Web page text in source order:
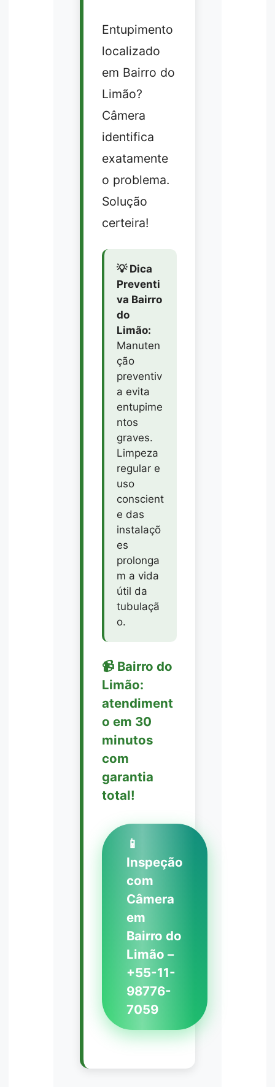
Entupimento
localizado
em Bairro do
Limão?
Câmera
identifica
exatamente
o problema.
Solução
certeira!
💡 Dica
Preventi
va Bairro
do
Limão:
Manuten
ção
preventiv
a evita
entupime
ntos
graves.
Limpeza
regular e
uso
conscient
e das
instalaçõ
es
prolonga
m a vida
útil da
tubulaçã
o.
📹 Bairro do
Limão:
atendiment
o em 30
minutos
com
garantia
total!
📱
Inspeção
com
Câmera
em
Bairro do
Limão –
+55-11-
98776-
7059